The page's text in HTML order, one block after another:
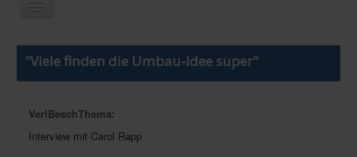
Start
"Viele finden die Umbau-Idee super"
VerlBeschThema:
Interview mit Carol Rapp